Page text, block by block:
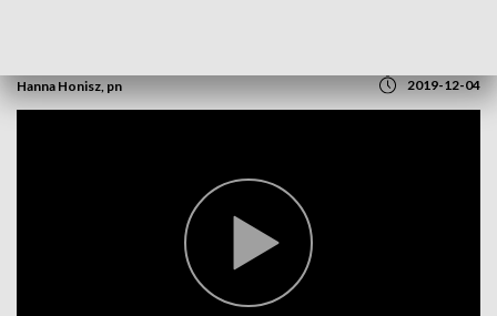
Hanna Honisz, pn 2019-12-04